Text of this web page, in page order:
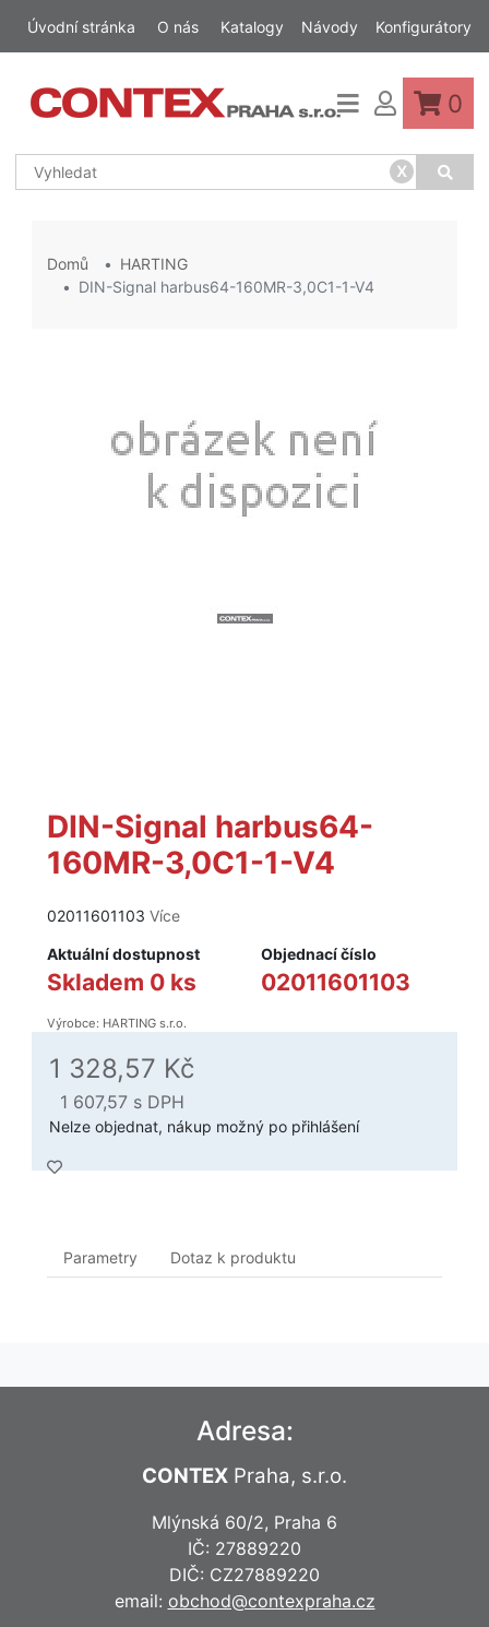
Úvodní stránka O nás Katalogy Návody Konfigurátory
x
0
Domů
HARTING
DIN-Signal harbus64-160MR-3,0C1-1-V4
DIN-Signal harbus64-
160MR-3,0C1-1-V4
02011601103 Více
Aktuální dostupnost
Skladem 0 ks
Objednací číslo
02011601103
Výrobce: HARTING s.r.o.
1 328,57 Kč
1 607,57 s DPH
Nelze objednat, nákup možný po přihlášení
Parametry Dotaz k produktu
Adresa:
CONTEX Praha, s.r.o.
Mlýnská 60/2, Praha 6
IČ: 27889220
DIČ: CZ27889220
email: obchod@contexpraha.cz